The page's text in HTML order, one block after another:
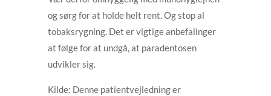
og sørg for at holde helt rent. Og stop al
tobaksrygning. Det er vigtige anbefalinger
at følge for at undgå, at paradentosen
udvikler sig.
Kilde: Denne patientvejledning er